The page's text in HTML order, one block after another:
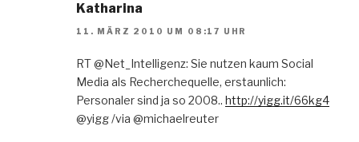
Katharina
11. MÄRZ 2010 UM 08:17 UHR
RT @Net_Intelligenz: Sie nutzen kaum Social
Media als Recherchequelle, erstaunlich:
Personaler sind ja so 2008.. http://yigg.it/66kg4
@yigg /via @michaelreuter